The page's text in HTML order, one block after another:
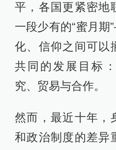
平，各国更紧密地
一段少有的“蜜月
化、信仰之间可以
共同的发展目标
究、贸易与合作。
然而，最近十年，
和政治制度的差异